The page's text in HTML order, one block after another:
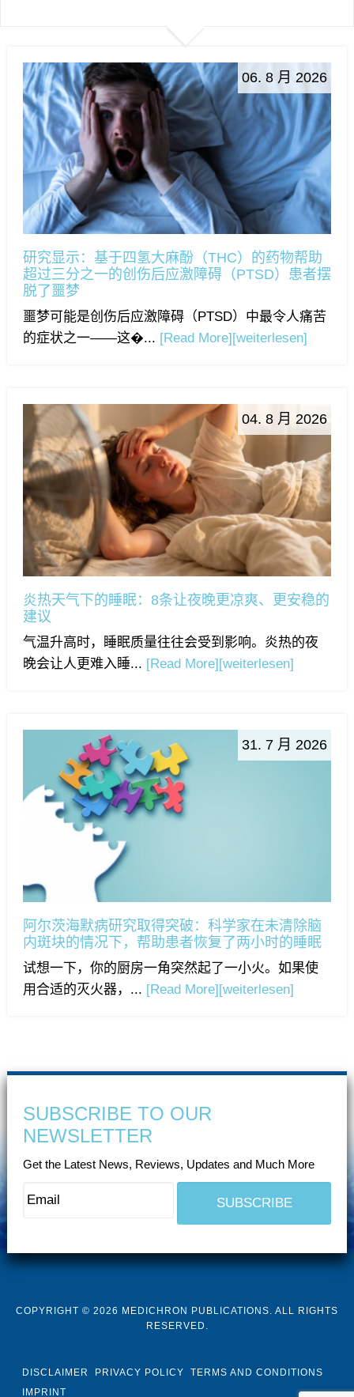
06. 8 月 2026
研究显示：基于四氢大麻酚（THC）的药物帮助
超过三分之一的创伤后应激障碍（PTSD）患者摆
脱了噩梦
噩梦可能是创伤后应激障碍（PTSD）中最令人痛苦
的症状之一——这�... [Read More] [weiterlesen]
04. 8 月 2026
炎热天气下的睡眠：8条让夜晚更凉爽、更安稳的
建议
气温升高时，睡眠质量往往会受到影响。炎热的夜
晚会让人更难入睡... [Read More] [weiterlesen]
31. 7 月 2026
阿尔茨海默病研究取得突破：科学家在未清除脑
内斑块的情况下，帮助患者恢复了两小时的睡眠
试想一下，你的厨房一角突然起了一小火。如果使
用合适的灭火器，... [Read More] [weiterlesen]
SUBSCRIBE TO OUR
NEWSLETTER
Get the Latest News, Reviews, Updates and Much More
COPYRIGHT © 2026 MEDICHRON PUBLICATIONS. ALL RIGHTS
RESERVED.
DISCLAIMER PRIVACY POLICY
TERMS AND CONDITIONS
IMPRINT